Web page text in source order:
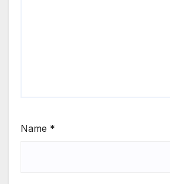
Name *